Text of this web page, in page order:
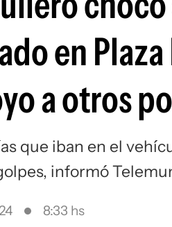
en
a otros
que iban en el
informó
8:33 hs